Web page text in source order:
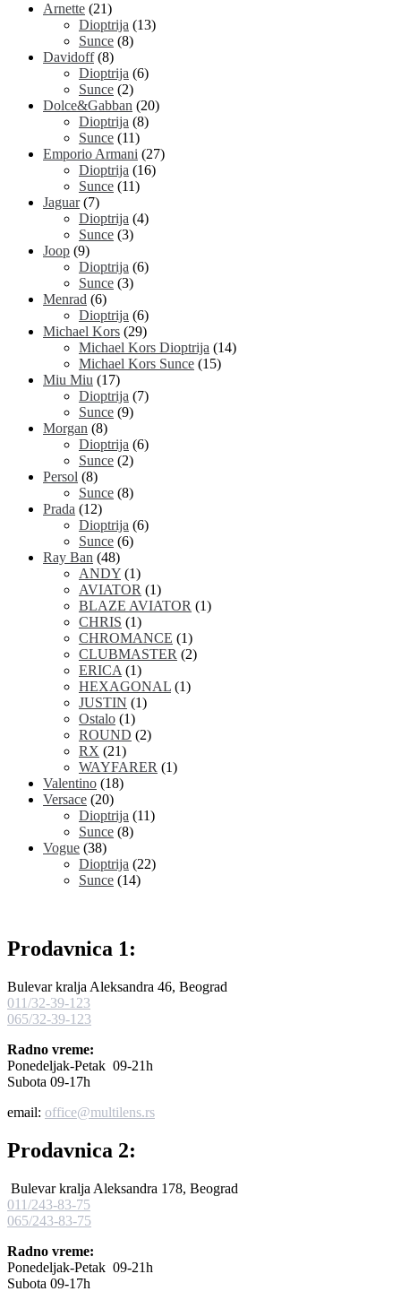
Arnette (21)
Dioptrija (13)
Sunce (8)
Davidoff (8)
Dioptrija (6)
Sunce (2)
Dolce&Gabban (20)
Dioptrija (8)
Sunce (11)
Emporio Armani (27)
Dioptrija (16)
Sunce (11)
Jaguar (7)
Dioptrija (4)
Sunce (3)
Joop (9)
Dioptrija (6)
Sunce (3)
Menrad (6)
Dioptrija (6)
Michael Kors (29)
Michael Kors Dioptrija (14)
Michael Kors Sunce (15)
Miu Miu (17)
Dioptrija (7)
Sunce (9)
Morgan (8)
Dioptrija (6)
Sunce (2)
Persol (8)
Sunce (8)
Prada (12)
Dioptrija (6)
Sunce (6)
Ray Ban (48)
ANDY (1)
AVIATOR (1)
BLAZE AVIATOR (1)
CHRIS (1)
CHROMANCE (1)
CLUBMASTER (2)
ERICA (1)
HEXAGONAL (1)
JUSTIN (1)
Ostalo (1)
ROUND (2)
RX (21)
WAYFARER (1)
Valentino (18)
Versace (20)
Dioptrija (11)
Sunce (8)
Vogue (38)
Dioptrija (22)
Sunce (14)
Prodavnica 1:
Bulevar kralja Aleksandra 46, Beograd
011/32-39-123
065/32-39-123
Radno vreme:
Ponedeljak-Petak 09-21h
Subota 09-17h
email: office@multilens.rs
Prodavnica 2:
Bulevar kralja Aleksandra 178, Beograd
011/243-83-75
065/243-83-75
Radno vreme:
Ponedeljak-Petak 09-21h
Subota 09-17h